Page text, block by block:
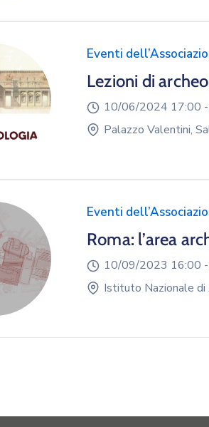
Eventi
Lezioni di
10/06/2024 17:00 -
Palazzo Valentini,
Eventi
Roma: l’area
10/09/2023 16:00 -
Istituto Nazionale di